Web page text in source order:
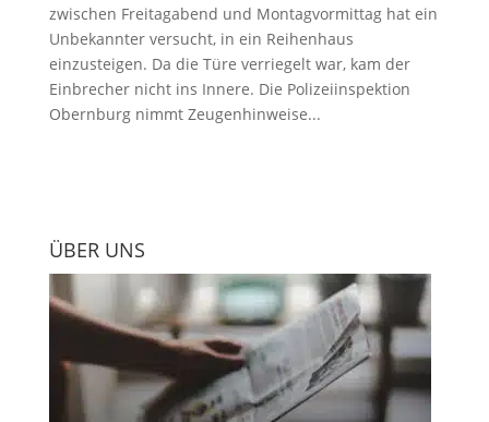
zwischen Freitagabend und Montagvormittag hat ein
Unbekannter versucht, in ein Reihenhaus
einzusteigen. Da die Türe verriegelt war, kam der
Einbrecher nicht ins Innere. Die Polizeiinspektion
Obernburg nimmt Zeugenhinweise...
ÜBER UNS